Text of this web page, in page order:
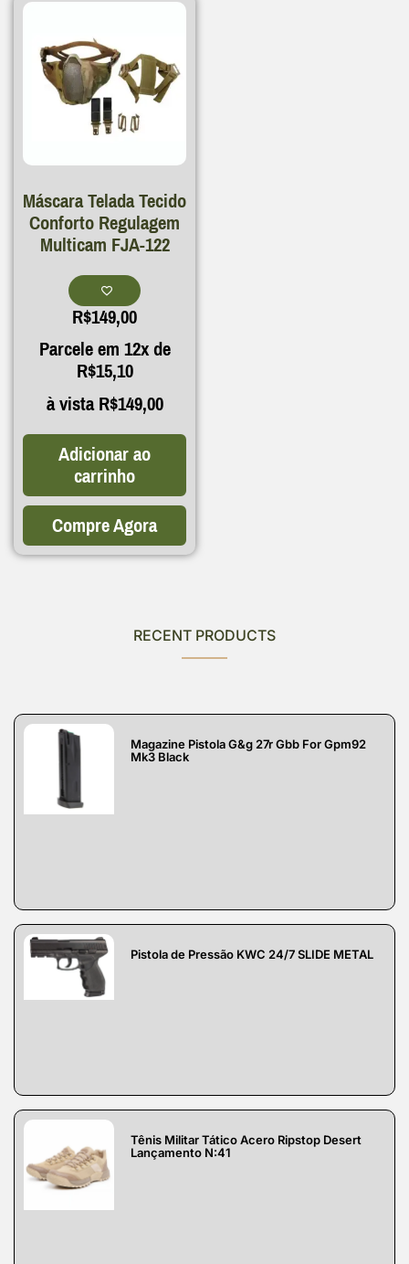
Máscara Telada Tecido
Conforto Regulagem
Multicam FJA-122
R$149,00
Parcele em 12x de
R$15,10
à vistaR$149,00
Adicionar ao
carrinho
Compre Agora
RECENT PRODUCTS
Magazine Pistola G&g 27r Gbb For Gpm92
Mk3 Black
Pistola de Pressão KWC 24/7 SLIDE METAL
Tênis Militar Tático Acero Ripstop Desert
Lançamento N:41